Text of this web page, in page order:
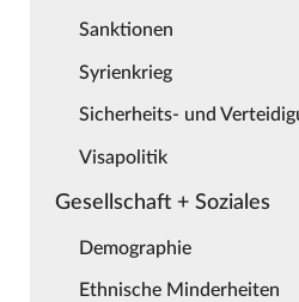
Sanktionen
Syrienkrieg
Sicherheits- und
Visapolitik
Gesellschaft + Soziales
Demographie
Ethnische Minderheiten